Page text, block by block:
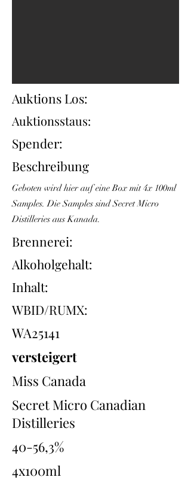
Auktions Los:
Auktionsstaus:
Spender:
Beschreibung
Geboten wird hier auf eine Box mit 4x 100ml
Samples. Die Samples sind Secret Micro
Distilleries aus Kanada.
Brennerei:
Alkoholgehalt:
Inhalt:
WBID/RUMX:
WA25141
versteigert
Miss Canada
Secret Micro Canadian
Distilleries
40-56,3%
4x100ml